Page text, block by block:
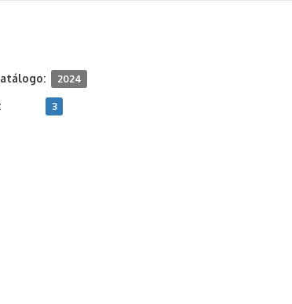
2024
3